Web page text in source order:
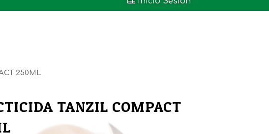
250ML
TANZIL COMPACT